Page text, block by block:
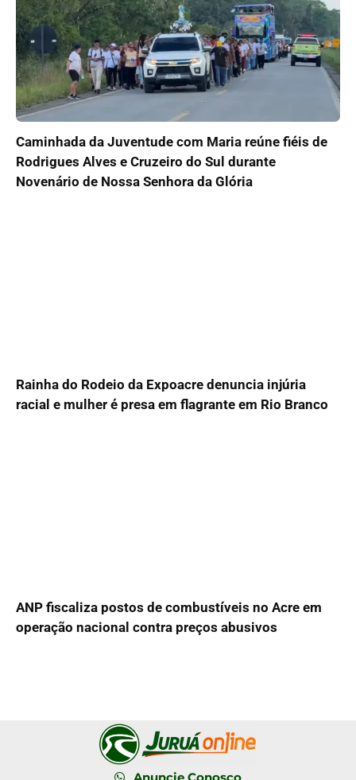
Caminhada da Juventude com Maria reúne fiéis de
Rodrigues Alves e Cruzeiro do Sul durante
Novenário de Nossa Senhora da Glória
Rainha do Rodeio da Expoacre denuncia injúria
racial e mulher é presa em flagrante em Rio Branco
ANP fiscaliza postos de combustíveis no Acre em
operação nacional contra preços abusivos